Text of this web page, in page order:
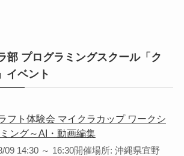
部 プログラミングスクール「ク
イベント
フト体験会 マイクラカップ ワークシ
ング～AI・動画編集
09 14:30 ～ 16:30開催場所: 沖縄県宜野